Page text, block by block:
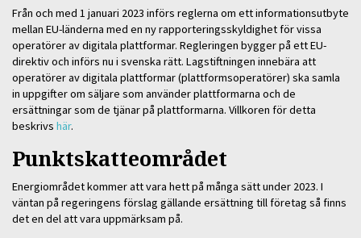
Från och med 1 januari 2023 införs reglerna om ett informationsutbyte
mellan EU-länderna med en ny rapporteringsskyldighet för vissa
operatörer av digitala plattformar. Regleringen bygger på ett EU-
direktiv och införs nu i svenska rätt. Lagstiftningen innebära att
operatörer av digitala plattformar (plattformsoperatörer) ska samla
in uppgifter om säljare som använder plattformarna och de
ersättningar som de tjänar på plattformarna. Villkoren för detta
beskrivs här.
Punktskatteområdet
Energiområdet kommer att vara hett på många sätt under 2023. I
väntan på regeringens förslag gällande ersättning till företag så finns
det en del att vara uppmärksam på.